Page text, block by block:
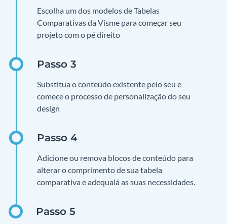
Escolha um dos modelos de Tabelas
Comparativas da Visme para começar seu
projeto com o pé direito
Substitua o conteúdo existente pelo seu e
comece o processo de personalização do seu
design
Adicione ou remova blocos de conteúdo para
alterar o comprimento de sua tabela
comparativa e adequalá as suas necessidades.